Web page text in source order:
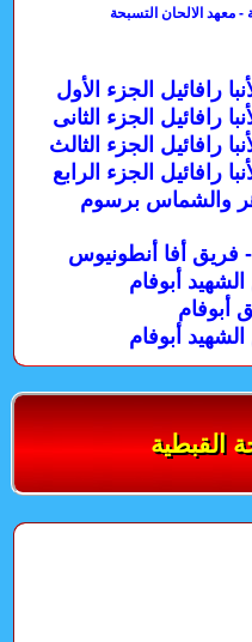
معهد الالحان التسبحة
رافائيل الجزء الأول
رافائيل الجزء الثانى
رافائيل الجزء الثالث
رافائيل الجزء الرابع
والشماس برسوم
أفا أنطونيوس
أبوفام
أبوفام
أبوفام
القبطية